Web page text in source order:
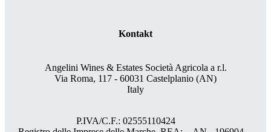
Kontakt
Angelini Wines & Estates Società Agricola a r.l.
Via Roma, 117 - 60031 Castelplanio (AN)
Italy
P.IVA/C.F.: 02555110424